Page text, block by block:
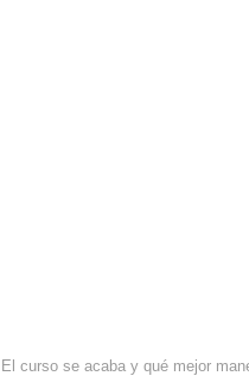
El curso se acaba y qué mejor